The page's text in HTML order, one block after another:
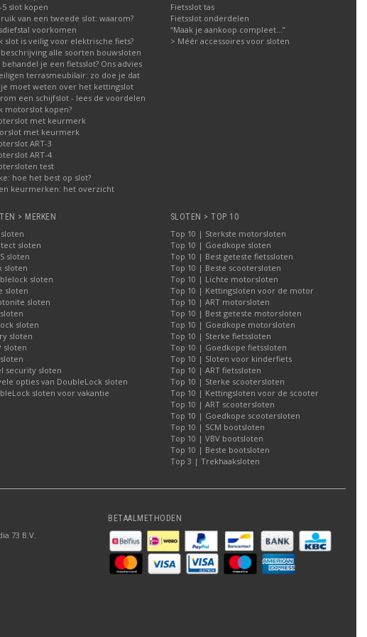
5 slot kopen
van een tweede slot: waarom?
voorkomen
slot is veilig voor elektrische fiets?
beschrijving alle soorten bouwsloten
behandel je een fietsslot? Ons advies
terrasmeubilair: zo doe je dat
je moet weten over het kettingslot
een schijfslot - lees de voordelen
motorslot kopen?
met keurmerk
met keurmerk
ART-3
ART-4
test
hoe het best op slot?
keurmerken: het overzicht
Fietsslot tas
Fietsslot onderdelen
“Maak je aankoop compleet…”
> Méér accessoires voor sloten
> MERKEN
sloten
sloten
sloten
sloten
sloten
sloten
sloten
sloten
sloten
sloten
sloten
security sloten
opties van DoubleLock sloten
sloten voor vakantie
SLOTEN > TOP 10
Top 10 | Sterkste motorsloten
Top 10 | Goedkope sloten
Top 10 | Best geteste fietssloten
Top 10 | Beste scootersloten
Top 10 | Lichte motorsloten
Top 10 | Kettingsloten voor de motor
Top 10 | ART motorsloten
Top 10 | Best geteste motorsloten
Top 10 | Goedkope motorsloten
Top 10 | Sterke fietssloten
Top 10 | Goedkope fietssloten
Top 10 | Sloten voor kinderfiets
Top 10 | ART fietssloten
Top 10 | Sterke scootersloten
Top 10 | Kettingsloten voor de scooter
Top 10 | ART scootersloten
Top 10 | Goedkope scootersloten
Top 10 | SCM bootsloten
Top 10 | VBV bootsloten
Top 10 | Beste bootsloten
Top 3 | Trekhaaksloten
73 B.V.
BETAALMETHODEN